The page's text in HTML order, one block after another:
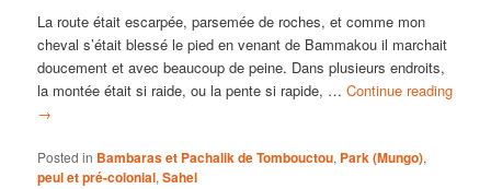
La route était escarpée, parsemée de roches, et comme mon
cheval s’était blessé le pied en venant de Bammakou il marchait
doucement et avec beaucoup de peine. Dans plusieurs endroits,
la montée était si raide, ou la pente si rapide, …Continue reading
→
Posted in Bambaras et Pachalik de Tombouctou, Park (Mungo),
peul et pré-colonial,Sahel